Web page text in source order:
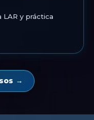
LAR y práctica
→